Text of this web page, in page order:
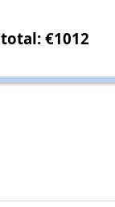
total: €1012